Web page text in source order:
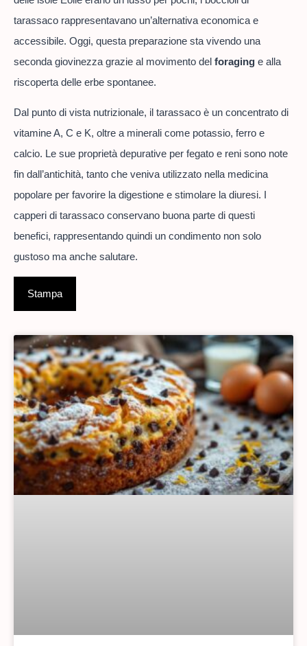
tarassaco rappresentavano un’alternativa economica e
accessibile. Oggi, questa preparazione sta vivendo una
seconda giovinezza grazie al movimento del foraging e alla
riscoperta delle erbe spontanee.
Dal punto di vista nutrizionale, il tarassaco è un concentrato di
vitamine A, C e K, oltre a minerali come potassio, ferro e
calcio. Le sue proprietà depurative per fegato e reni sono note
fin dall’antichità, tanto che veniva utilizzato nella medicina
popolare per favorire la digestione e stimolare la diuresi. I
capperi di tarassaco conservano buona parte di questi
benefici, rappresentando quindi un condimento non solo
gustoso ma anche salutare.
Stampa